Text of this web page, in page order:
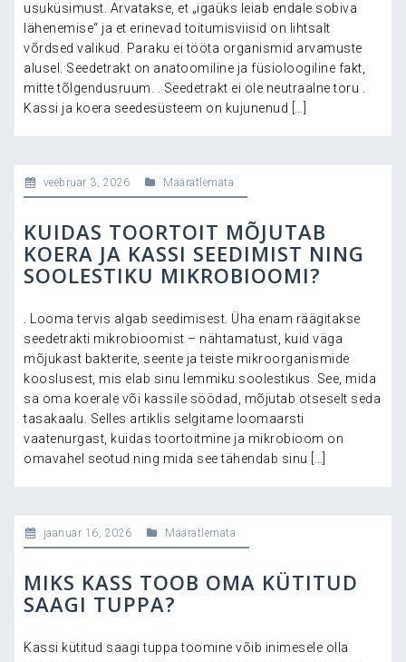
usuküsimust. Arvatakse, et „igaüks leiab endale sobiva
lähenemise“ ja et erinevad toitumisviisid on lihtsalt
võrdsed valikud. Paraku ei tööta organismid arvamuste
alusel. Seedetrakt on anatoomiline ja füsioloogiline fakt,
mitte tõlgendusruum. . Seedetrakt ei ole neutraalne toru .
Kassi ja koera seedesüsteem on kujunenud […]
veebruar 3, 2026 Määratlemata
KUIDAS TOORTOIT MÕJUTAB
KOERA JA KASSI SEEDIMIST NING
SOOLESTIKU MIKROBIOOMI?
. Looma tervis algab seedimisest. Üha enam räägitakse
seedetrakti mikrobioomist – nähtamatust, kuid väga
mõjukast bakterite, seente ja teiste mikroorganismide
kooslusest, mis elab sinu lemmiku soolestikus. See, mida
sa oma koerale või kassile söödad, mõjutab otseselt seda
tasakaalu. Selles artiklis selgitame loomaarsti
vaatenurgast, kuidas toortoitmine ja mikrobioom on
omavahel seotud ning mida see tähendab sinu […]
jaanuar 16, 2026 Määratlemata
MIKS KASS TOOB OMA KÜTITUD
SAAGI TUPPA?
Kassi kütitud saagi tuppa toomine võib inimesele olla